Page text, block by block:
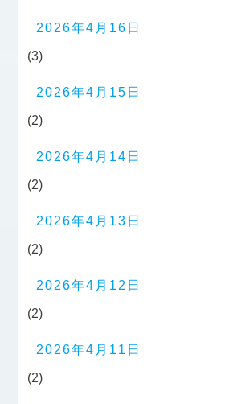
2026年4月16日
(3)
2026年4月15日
(2)
2026年4月14日
(2)
2026年4月13日
(2)
2026年4月12日
(2)
2026年4月11日
(2)